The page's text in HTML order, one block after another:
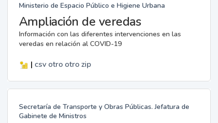
Ministerio de Espacio Público e Higiene Urbana
Ampliación de veredas
Información con las diferentes intervenciones en las
veredas en relación al COVID-19
| csv otro otro zip
Secretaría de Transporte y Obras Públicas. Jefatura de
Gabinete de Ministros